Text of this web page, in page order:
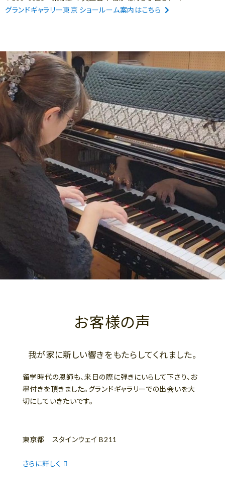
グランドギャラリー東京 ショールーム案内はこちら
お客様の声
我が家に新しい響きをもたらしてくれました。
留学時代の恩師も、来日の際に弾きにいらして下さり、お
墨付きを頂きました。グランドギャラリーでの出会いを大
切にしていきたいです。
東京都 スタインウェイ B211
さらに詳しく